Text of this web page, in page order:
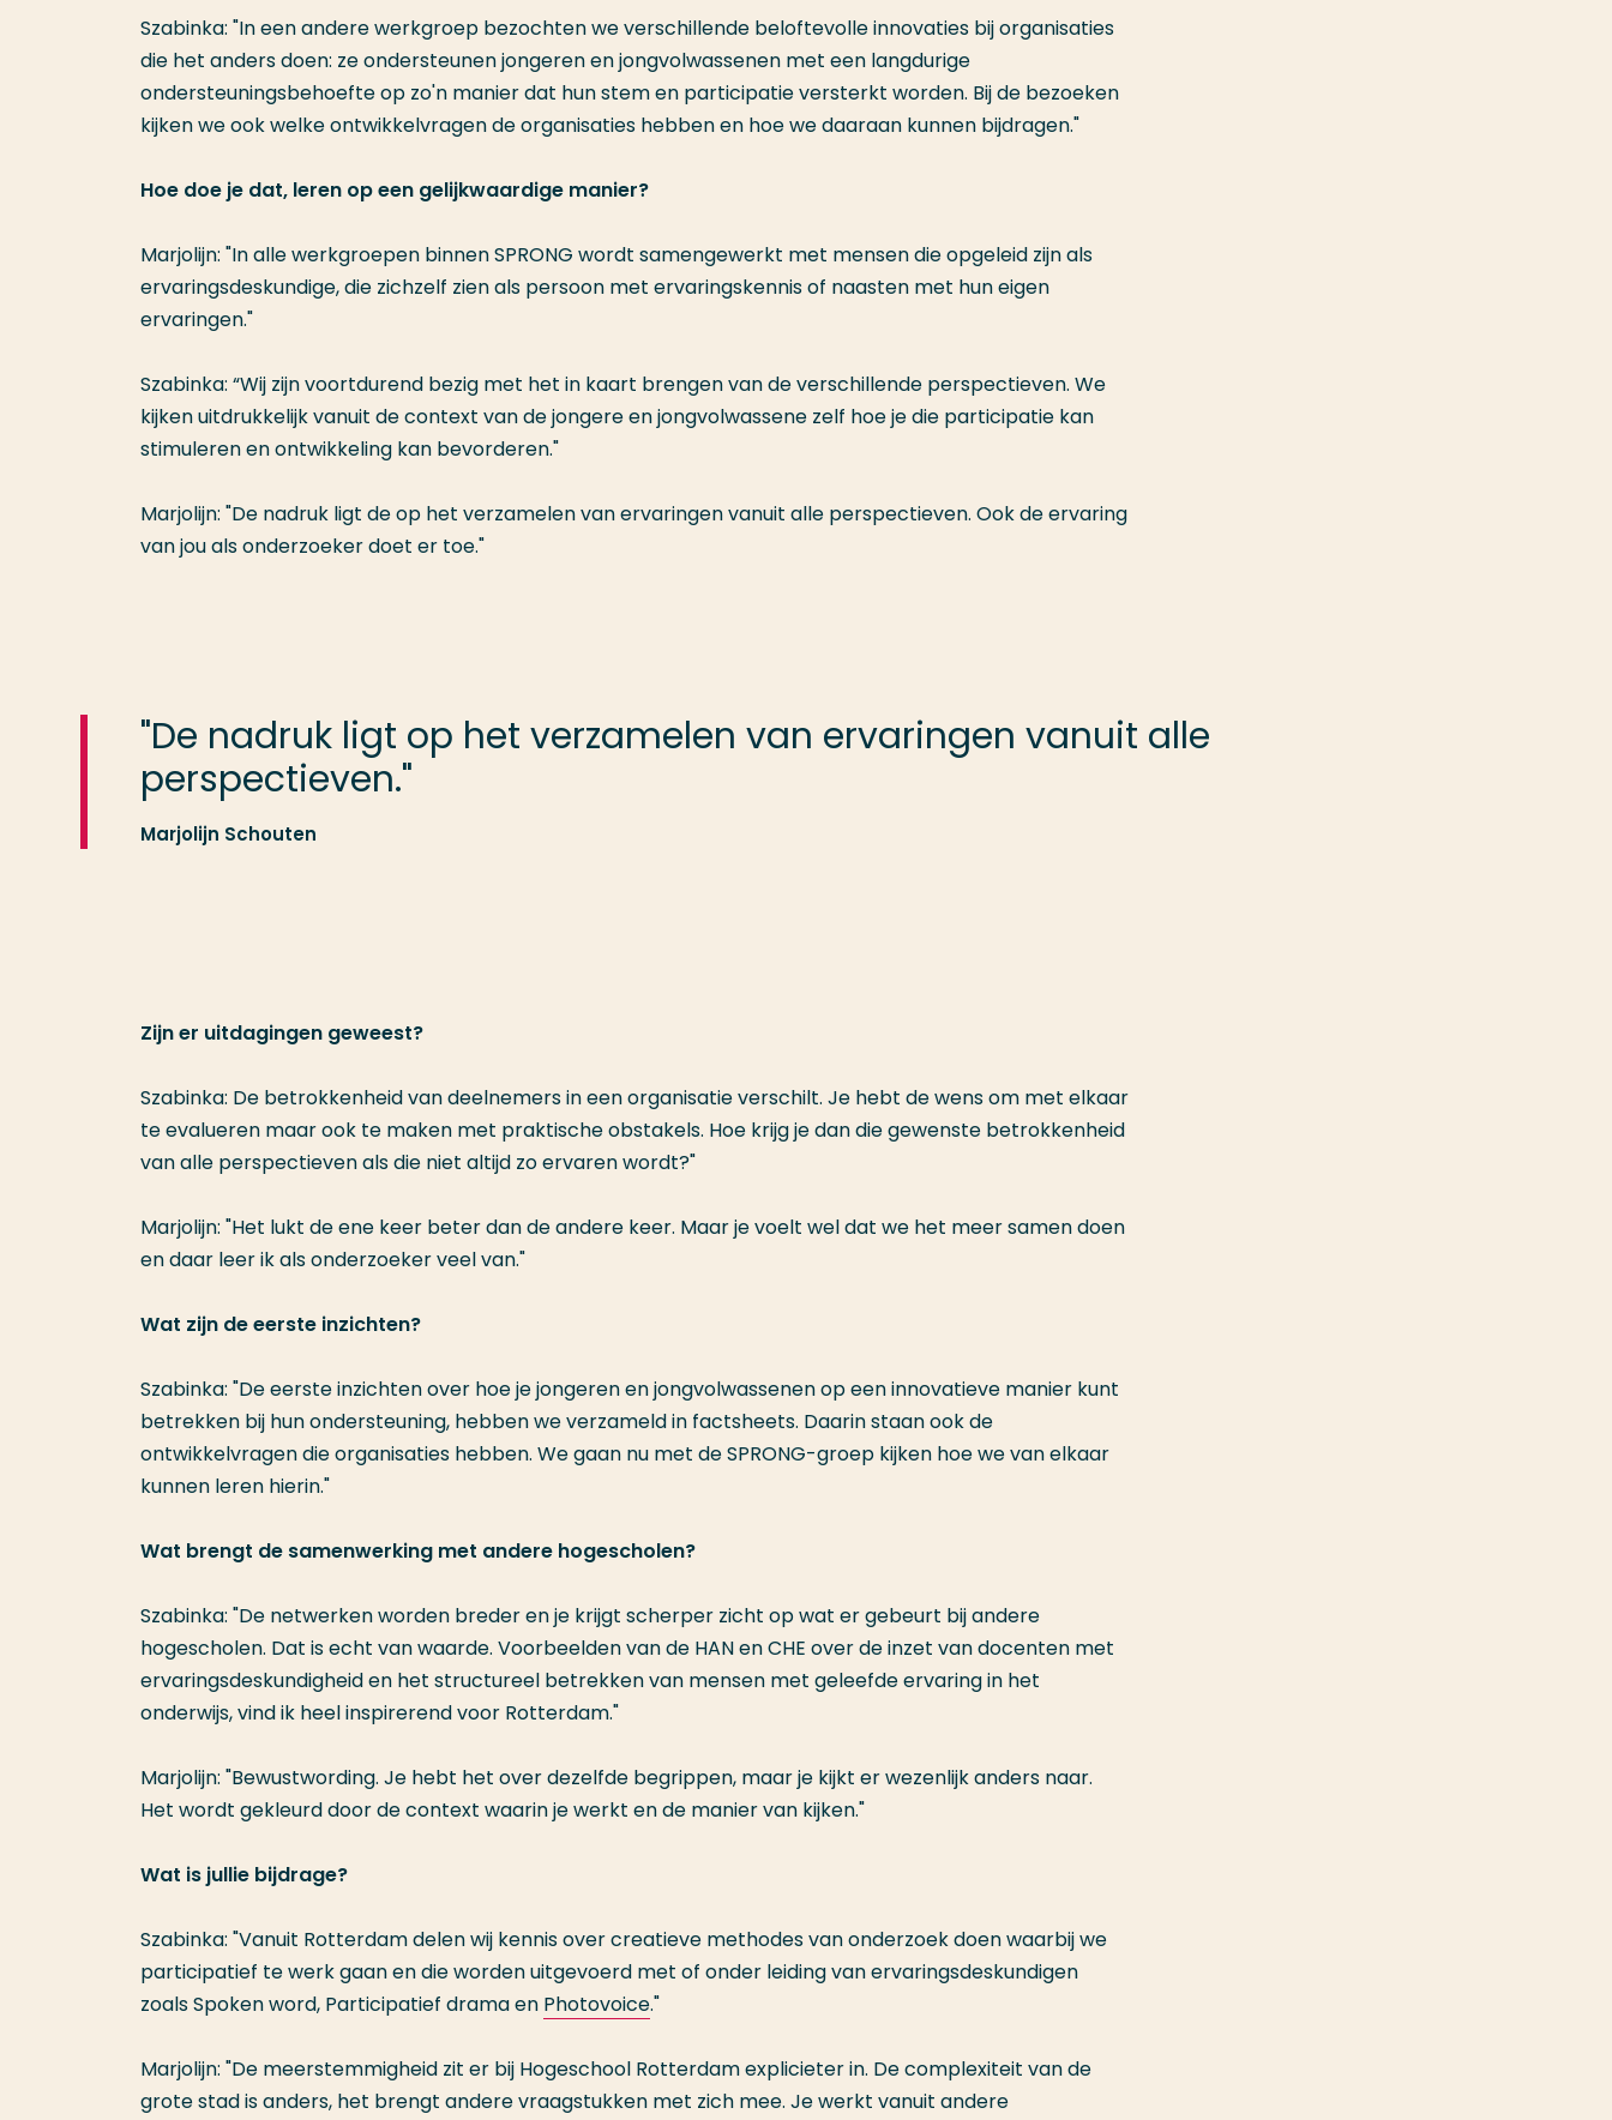
Szabinka: "In een andere werkgroep bezochten we verschillende beloftevolle innovaties bij organisaties
die het anders doen: ze ondersteunen jongeren en jongvolwassenen met een langdurige
ondersteuningsbehoefte op zo'n manier dat hun stem en participatie versterkt worden. Bij de bezoeken
kijken we ook welke ontwikkelvragen de organisaties hebben en hoe we daaraan kunnen bijdragen."
Hoe doe je dat, leren op een gelijkwaardige manier?
Marjolijn: "In alle werkgroepen binnen SPRONG wordt samengewerkt met mensen die opgeleid zijn als
ervaringsdeskundige, die zichzelf zien als persoon met ervaringskennis of naasten met hun eigen
ervaringen."
Szabinka: “Wij zijn voortdurend bezig met het in kaart brengen van de verschillende perspectieven. We
kijken uitdrukkelijk vanuit de context van de jongere en jongvolwassene zelf hoe je die participatie kan
stimuleren en ontwikkeling kan bevorderen."
Marjolijn: "De nadruk ligt de op het verzamelen van ervaringen vanuit alle perspectieven. Ook de ervaring
van jou als onderzoeker doet er toe."
"De nadruk ligt op het verzamelen van ervaringen vanuit alle
perspectieven."
Marjolijn Schouten
Zijn er uitdagingen geweest?
Szabinka: De betrokkenheid van deelnemers in een organisatie verschilt. Je hebt de wens om met elkaar
te evalueren maar ook te maken met praktische obstakels. Hoe krijg je dan die gewenste betrokkenheid
van alle perspectieven als die niet altijd zo ervaren wordt?"
Marjolijn: "Het lukt de ene keer beter dan de andere keer. Maar je voelt wel dat we het meer samen doen
en daar leer ik als onderzoeker veel van."
Wat zijn de eerste inzichten?
Szabinka: "De eerste inzichten over hoe je jongeren en jongvolwassenen op een innovatieve manier kunt
betrekken bij hun ondersteuning, hebben we verzameld in factsheets. Daarin staan ook de
ontwikkelvragen die organisaties hebben. We gaan nu met de SPRONG-groep kijken hoe we van elkaar
kunnen leren hierin."
Wat brengt de samenwerking met andere hogescholen?
Szabinka: "De netwerken worden breder en je krijgt scherper zicht op wat er gebeurt bij andere
hogescholen. Dat is echt van waarde. Voorbeelden van de HAN en CHE over de inzet van docenten met
ervaringsdeskundigheid en het structureel betrekken van mensen met geleefde ervaring in het
onderwijs, vind ik heel inspirerend voor Rotterdam."
Marjolijn: "Bewustwording. Je hebt het over dezelfde begrippen, maar je kijkt er wezenlijk anders naar.
Het wordt gekleurd door de context waarin je werkt en de manier van kijken."
Wat is jullie bijdrage?
Szabinka: "Vanuit Rotterdam delen wij kennis over creatieve methodes van onderzoek doen waarbij we
participatief te werk gaan en die worden uitgevoerd met of onder leiding van ervaringsdeskundigen
zoals Spoken word, Participatief drama en Photovoice."
Marjolijn: "De meerstemmigheid zit er bij Hogeschool Rotterdam explicieter in. De complexiteit van de
grote stad is anders, het brengt andere vraagstukken met zich mee. Je werkt vanuit andere